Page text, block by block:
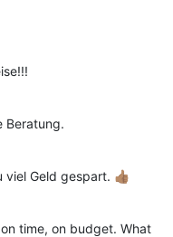
Beratung.
Geld gespart. 👍🏽
time, on budget. What